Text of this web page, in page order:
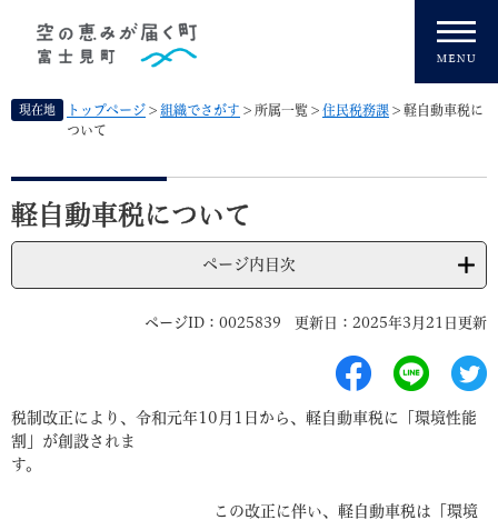
先
す
現在地 トップページ > 組織でさがす > 所属一覧 > 住民税務課 > 軽自動車税に
ついて
本
文
軽自動車税について
ページ内目次
ページID：0025839 更新日：2025年3月21日更新
税制改正により、令和元年10月1日から、軽自動車税に「環境性能
割」が創設されま
す。
この改正に伴い、軽自動車税は「環境